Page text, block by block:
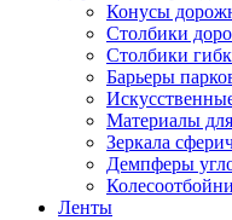
Конусы
Столбики
Столбики
Барьеры
Материалы
Зеркала
Демпферы
Ленты